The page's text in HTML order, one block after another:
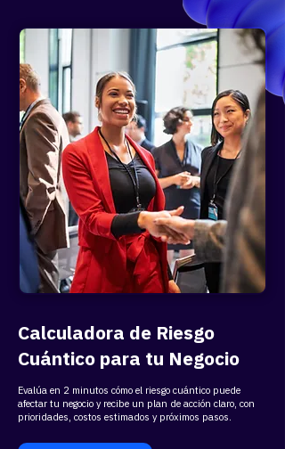
Networking de alto valor
Espacios curados para originar
conversaciones con clientes y prospectos
sobre diagnósticos de madurez y hojas de
ruta quantum-safe.
Calculadora de Riesgo
Cuántico para tu Negocio
Evalúa en 2 minutos cómo el riesgo cuántico puede
afectar tu negocio y recibe un plan de acción claro, con
prioridades, costos estimados y próximos pasos.